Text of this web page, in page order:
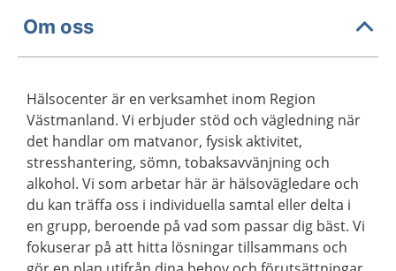
Om oss
Hälsocenter är en verksamhet inom Region
Västmanland. Vi erbjuder stöd och vägledning när
det handlar om matvanor, fysisk aktivitet,
stresshantering, sömn, tobaksavvänjning och
alkohol. Vi som arbetar här är hälsovägledare och
du kan träffa oss i individuella samtal eller delta i
en grupp, beroende på vad som passar dig bäst. Vi
fokuserar på att hitta lösningar tillsammans och